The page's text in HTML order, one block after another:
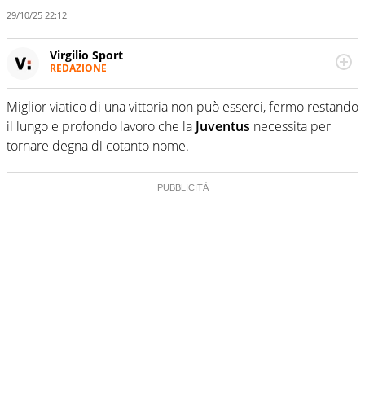
29/10/25 22:12
Virgilio Sport
REDAZIONE
appassionato su tutto il mondo dello sport. Calcio,
calciomercato, F1, Motomondiale ma anche tennis,
volley, basket: su Virgilio Sport i tifosi e gli appassionati
sanno che troveranno sempre copertura completa e
zero faziosità. La squadra di Virgilio Sport è formata da
giornalisti ed esperti di sport abili sia nel gioco di
rimessa quando intercettano le notizie e le rilanciano
Miglior viatico di una vittoria non può esserci, fermo restando
il lungo e profondo lavoro che la Juventus necessita per
tornare degna di cotanto nome.